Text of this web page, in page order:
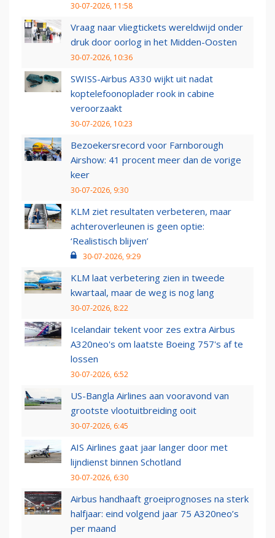
30-07-2026, 11:58
Vraag naar vliegtickets wereldwijd onder
druk door oorlog in het Midden-Oosten
30-07-2026, 10:36
SWISS-Airbus A330 wijkt uit nadat
koptelefoonoplader rook in cabine
veroorzaakt
30-07-2026, 10:23
Bezoekersrecord voor Farnborough
Airshow: 41 procent meer dan de vorige
keer
30-07-2026, 9:30
KLM ziet resultaten verbeteren, maar
achteroverleunen is geen optie:
‘Realistisch blijven’
30-07-2026, 9:29
KLM laat verbetering zien in tweede
kwartaal, maar de weg is nog lang
30-07-2026, 8:22
Icelandair tekent voor zes extra Airbus
A320neo's om laatste Boeing 757's af te
lossen
30-07-2026, 6:52
US-Bangla Airlines aan vooravond van
grootste vlootuitbreiding ooit
30-07-2026, 6:45
AIS Airlines gaat jaar langer door met
lijndienst binnen Schotland
30-07-2026, 6:30
Airbus handhaaft groeiprognoses na sterk
halfjaar: eind volgend jaar 75 A320neo’s
per maand